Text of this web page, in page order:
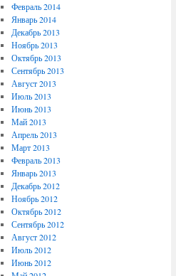
Февраль 2014
Январь 2014
Декабрь 2013
Ноябрь 2013
Октябрь 2013
Сентябрь 2013
Август 2013
Июль 2013
Июнь 2013
Май 2013
Апрель 2013
Март 2013
Февраль 2013
Январь 2013
Декабрь 2012
Ноябрь 2012
Октябрь 2012
Сентябрь 2012
Август 2012
Июль 2012
Июнь 2012